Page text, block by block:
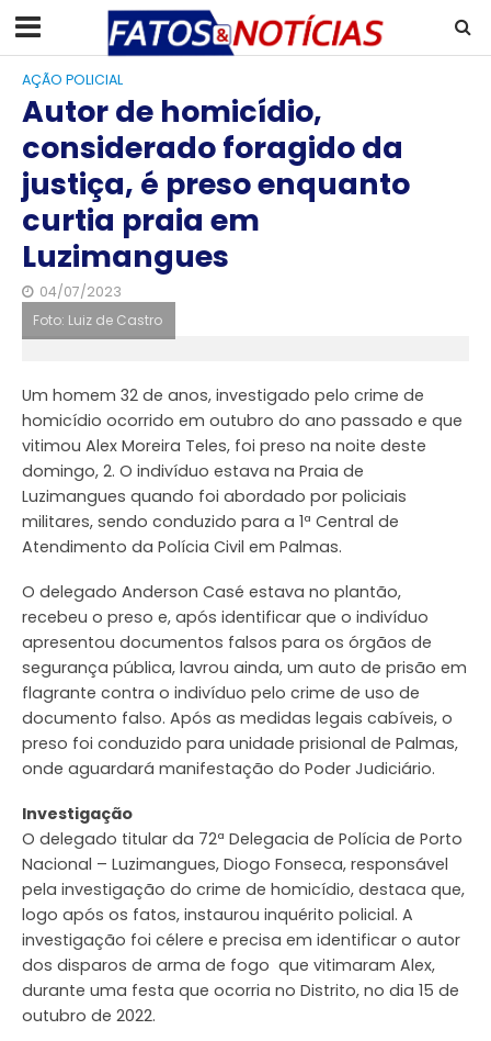
AÇÃO POLICIAL
Autor de homicídio,
considerado foragido da
justiça, é preso enquanto
curtia praia em
Luzimangues
04/07/2023
Foto: Luiz de Castro
Um homem 32 de anos, investigado pelo crime de
homicídio ocorrido em outubro do ano passado e que
vitimou Alex Moreira Teles, foi preso na noite deste
domingo, 2. O indivíduo estava na Praia de
Luzimangues quando foi abordado por policiais
militares, sendo conduzido para a 1ª Central de
Atendimento da Polícia Civil em Palmas.
O delegado Anderson Casé estava no plantão,
recebeu o preso e, após identificar que o indivíduo
apresentou documentos falsos para os órgãos de
segurança pública, lavrou ainda, um auto de prisão em
flagrante contra o indivíduo pelo crime de uso de
documento falso. Após as medidas legais cabíveis, o
preso foi conduzido para unidade prisional de Palmas,
onde aguardará manifestação do Poder Judiciário.
Investigação
O delegado titular da 72ª Delegacia de Polícia de Porto
Nacional – Luzimangues, Diogo Fonseca, responsável
pela investigação do crime de homicídio, destaca que,
logo após os fatos, instaurou inquérito policial. A
investigação foi célere e precisa em identificar o autor
dos disparos de arma de fogo que vitimaram Alex,
durante uma festa que ocorria no Distrito, no dia 15 de
outubro de 2022.